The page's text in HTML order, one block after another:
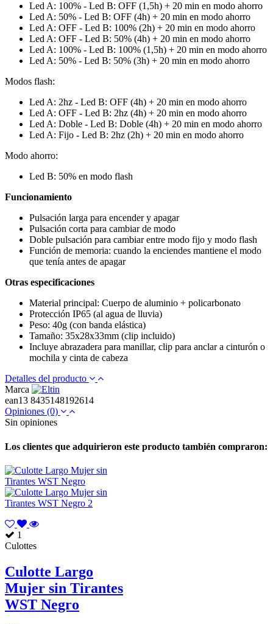
Led A: 100% - Led B: OFF (1,5h) + 20 min en modo ahorro
Led A: 50% - Led B: OFF (4h) + 20 min en modo ahorro
Led A: OFF - Led B: 100% (2h) + 20 min en modo ahorro
Led A: OFF - Led B: 50% (4h) + 20 min en modo ahorro
Led A: 100% - Led B: 100% (1,5h) + 20 min en modo ahorro
Led A: 50% - Led B: 50% (3h) + 20 min en modo ahorro
Modos flash:
Led A: 2hz - Led B: OFF (4h) + 20 min en modo ahorro
Led A: OFF - Led B: 2hz (4h) + 20 min en modo ahorro
Led A: Doble - Led B: Doble (4h) + 20 min en modo ahorro
Led A: Fijo - Led B: 2hz (2h) + 20 min en modo ahorro
Modo ahorro:
Led B: 50% en modo flash
Funcionamiento
Pulsación larga para encender y apagar
Pulsación corta para cambiar de modo
Doble pulsación para cambiar entre modo fijo y modo flash
Función de memoria: cuando la enciendes mantiene el modo
que tenía antes de apagar
Otras especificaciones
Material principal: Cuerpo de aluminio + policarbonato
Protección IP65 (al agua de lluvia)
Peso: 40g (con banda elástica)
Tamaño: 35x28x33mm (clip incluido)
Incluye abrazadera para manillar, clip para anclar a cinturón o
mochila y cinta de cabeza
Detalles del producto
Marca
ean13 8435148192614
Opiniones (0)
Sin opiniones
Los clientes que adquirieron este producto también compraron:
1
Culottes
Culotte Largo
Mujer sin Tirantes
WST Negro